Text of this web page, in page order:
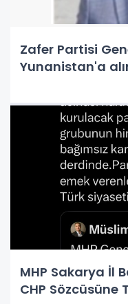
Zafer Partisi
Yunanistan'a
MHP Sakarya İl
CHP Sözcüsüne